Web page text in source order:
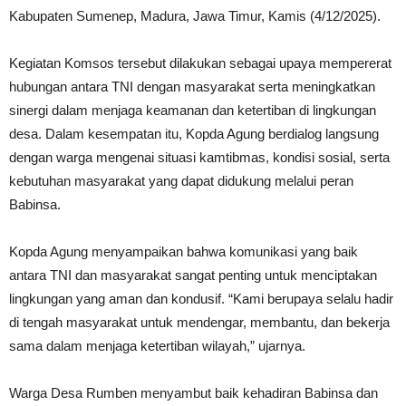
Kabupaten Sumenep, Madura, Jawa Timur, Kamis (4/12/2025).
Kegiatan Komsos tersebut dilakukan sebagai upaya mempererat
hubungan antara TNI dengan masyarakat serta meningkatkan
sinergi dalam menjaga keamanan dan ketertiban di lingkungan
desa. Dalam kesempatan itu, Kopda Agung berdialog langsung
dengan warga mengenai situasi kamtibmas, kondisi sosial, serta
kebutuhan masyarakat yang dapat didukung melalui peran
Babinsa.
Kopda Agung menyampaikan bahwa komunikasi yang baik
antara TNI dan masyarakat sangat penting untuk menciptakan
lingkungan yang aman dan kondusif. “Kami berupaya selalu hadir
di tengah masyarakat untuk mendengar, membantu, dan bekerja
sama dalam menjaga ketertiban wilayah,” ujarnya.
Warga Desa Rumben menyambut baik kehadiran Babinsa dan